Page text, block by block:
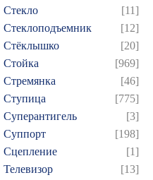
Стекло
[11]
Стеклоподъемник
[12]
Стёклышко
[20]
Стойка
[969]
Стремянка
[46]
Ступица
[775]
Суперантигель
[3]
Суппорт
[198]
Сцепление
[1]
Телевизор
[13]